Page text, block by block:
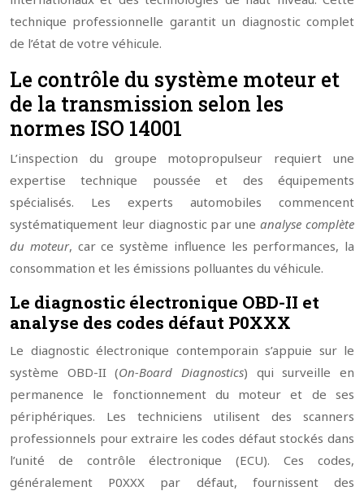
technique professionnelle garantit un diagnostic complet
de l’état de votre véhicule.
Le contrôle du système moteur et
de la transmission selon les
normes ISO 14001
L’inspection du groupe motopropulseur requiert une
expertise technique poussée et des équipements
spécialisés. Les experts automobiles commencent
systématiquement leur diagnostic par uneanalyse complète
du moteur, car ce système influence les performances, la
consommation et les émissions polluantes du véhicule.
Le diagnostic électronique OBD-II et
analyse des codes défaut P0XXX
Le diagnostic électronique contemporain s’appuie sur le
système OBD-II (On-Board Diagnostics) qui surveille en
permanence le fonctionnement du moteur et de ses
périphériques. Les techniciens utilisent des scanners
professionnels pour extraire les codes défaut stockés dans
l’unité de contrôle électronique (ECU). Ces codes,
généralement P0XXX par défaut, fournissent des